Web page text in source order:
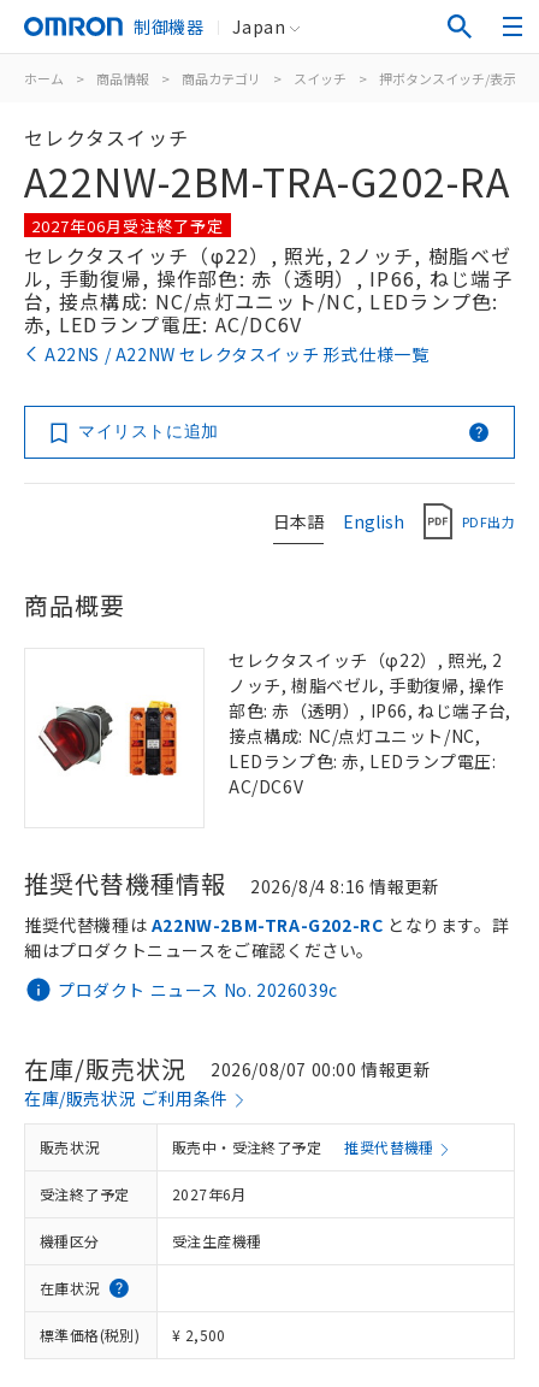
制御機器 Japan
ホーム > 商品情報 > 商品カテゴリ > スイッチ > 押ボタンスイッチ/表示灯
セレクタスイッチ
A22NW-2BM-TRA-G202-RA
2027年06月受注終了予定
セレクタスイッチ（φ22）, 照光, 2ノッチ, 樹脂ベゼ
ル, 手動復帰, 操作部色: 赤（透明）, IP66, ねじ端子
台, 接点構成: NC/点灯ユニット/NC, LEDランプ色:
赤, LEDランプ電圧: AC/DC6V
A22NS / A22NW セレクタスイッチ 形式仕様一覧
マイリストに追加
日本語 English PDF出力
商品概要
セレクタスイッチ（φ22）, 照光, 2
ノッチ, 樹脂ベゼル, 手動復帰, 操作
部色: 赤（透明）, IP66, ねじ端子台,
接点構成: NC/点灯ユニット/NC,
LEDランプ色: 赤, LEDランプ電圧:
AC/DC6V
推奨代替機種情報 2026/8/4 8:16 情報更新
プロダクト ニュース No. 2026039c
推奨代替機種は A22NW-2BM-TRA-G202-RC となります。詳
細はプロダクトニュースをご確認ください。
在庫/販売状況
2026/08/07 00:00 情報更新
在庫/販売状況 ご利用条件
販売状況 販売中・受注終了予定 推奨代替機種
受注終了予定 2027年6月
機種区分 受注生産機種
在庫状況
標準価格(税別) ¥ 2,500